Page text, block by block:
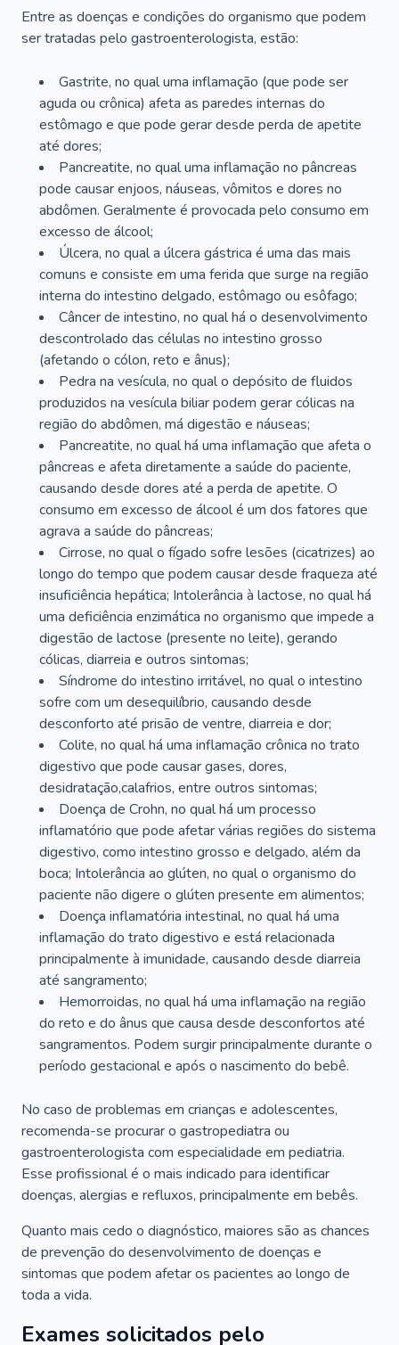
Entre as doenças e condições do organismo que podem
ser tratadas pelo gastroenterologista, estão:
Gastrite, no qual uma inflamação (que pode ser
aguda ou crônica) afeta as paredes internas do
estômago e que pode gerar desde perda de apetite
até dores;
Pancreatite, no qual uma inflamação no pâncreas
pode causar enjoos, náuseas, vômitos e dores no
abdômen. Geralmente é provocada pelo consumo em
excesso de álcool;
Úlcera, no qual a úlcera gástrica é uma das mais
comuns e consiste em uma ferida que surge na região
interna do intestino delgado, estômago ou esôfago;
Câncer de intestino, no qual há o desenvolvimento
descontrolado das células no intestino grosso
(afetando o cólon, reto e ânus);
Pedra na vesícula, no qual o depósito de fluidos
produzidos na vesícula biliar podem gerar cólicas na
região do abdômen, má digestão e náuseas;
Pancreatite, no qual há uma inflamação que afeta o
pâncreas e afeta diretamente a saúde do paciente,
causando desde dores até a perda de apetite. O
consumo em excesso de álcool é um dos fatores que
agrava a saúde do pâncreas;
Cirrose, no qual o fígado sofre lesões (cicatrizes) ao
longo do tempo que podem causar desde fraqueza até
insuficiência hepática; Intolerância à lactose, no qual há
uma deficiência enzimática no organismo que impede a
digestão de lactose (presente no leite), gerando
cólicas, diarreia e outros sintomas;
Síndrome do intestino irritável, no qual o intestino
sofre com um desequilíbrio, causando desde
desconforto até prisão de ventre, diarreia e dor;
Colite, no qual há uma inflamação crônica no trato
digestivo que pode causar gases, dores,
desidratação,calafrios, entre outros sintomas;
Doença de Crohn, no qual há um processo
inflamatório que pode afetar várias regiões do sistema
digestivo, como intestino grosso e delgado, além da
boca; Intolerância ao glúten, no qual o organismo do
paciente não digere o glúten presente em alimentos;
Doença inflamatória intestinal, no qual há uma
inflamação do trato digestivo e está relacionada
principalmente à imunidade, causando desde diarreia
até sangramento;
Hemorroidas, no qual há uma inflamação na região
do reto e do ânus que causa desde desconfortos até
sangramentos. Podem surgir principalmente durante o
período gestacional e após o nascimento do bebê.
No caso de problemas em crianças e adolescentes,
recomenda-se procurar o gastropediatra ou
gastroenterologista com especialidade em pediatria.
Esse profissional é o mais indicado para identificar
doenças, alergias e refluxos, principalmente em bebês.
Quanto mais cedo o diagnóstico, maiores são as chances
de prevenção do desenvolvimento de doenças e
sintomas que podem afetar os pacientes ao longo de
toda a vida.
Exames solicitados pelo